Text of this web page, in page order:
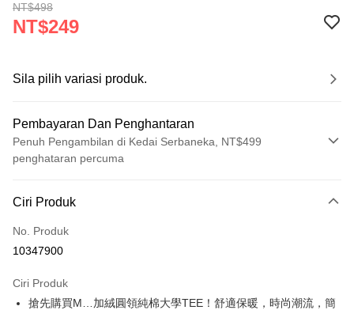
NT$498
NT$249
Sila pilih variasi produk.
Pembayaran Dan Penghantaran
Penuh Pengambilan di Kedai Serbaneka, NT$499
penghataran percuma
Kad Kredit (Bayaran Penuh)
Pengambilan di Kedai Serbaneka
Apple Pay
Ciri Produk
No. Produk
10347900
Ciri Produk
搶先購買M…加絨圓領純棉大學TEE！舒適保暖，時尚潮流，簡